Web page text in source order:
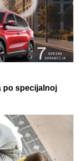
po specijalnoj